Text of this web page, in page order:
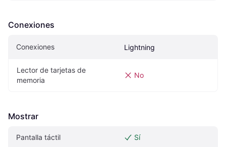
Conexiones
Conexiones Lightning
Lector de tarjetas de
memoria
No
Mostrar
Pantalla táctil Sí